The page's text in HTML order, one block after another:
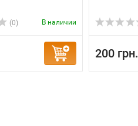
(0) В наличии
200 грн.